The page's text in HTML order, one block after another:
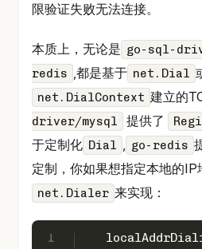
限验证失败无法连接。
本质上，无论是 go-sql-
redis ,都是基于 net.Dial
net.DialContext 建立的
driver/mysql
提供了
于定制化 Dial , go-redis
定制，你如果想指定本地的
net.Dialer 来实现：
1